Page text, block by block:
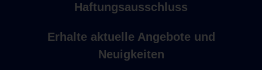
Haftungsausschluss
Erhalte aktuelle Angebote und
Neuigkeiten